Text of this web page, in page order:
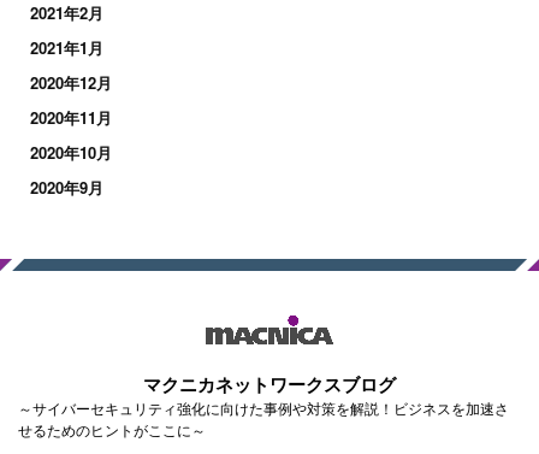
2021年2月
2021年1月
2020年12月
2020年11月
2020年10月
2020年9月
マクニカネットワークスブログ
～サイバーセキュリティ強化に向けた事例や対策を解説！ビジネスを加速さ
せるためのヒントがここに～